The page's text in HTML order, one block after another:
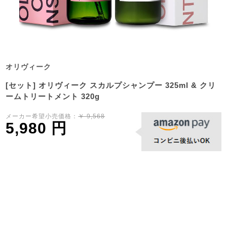
オリヴィーク
[セット] オリヴィーク スカルプシャンプー 325ml & クリ
ームトリートメント 320g
メーカー希望小売価格：￥ 9,568
5,980 円